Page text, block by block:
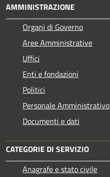
AMMINISTRAZIONE
Organi di Governo
Aree Amministrative
Uffici
Enti e fondazioni
Politici
Personale Amministrativo
Documenti e dati
CATEGORIE DI SERVIZIO
Anagrafe e stato civile